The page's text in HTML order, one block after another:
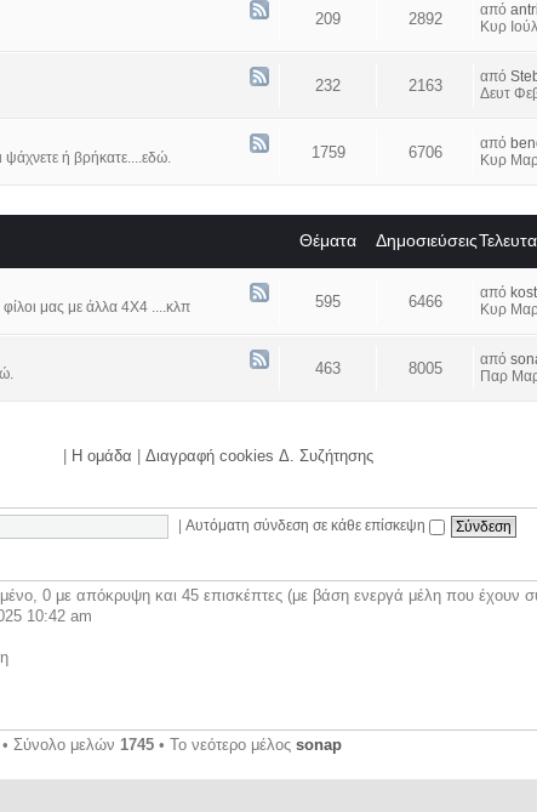
209 2892 από
Κυρ
232 2163 από
Δευτ
ψάχνετε ή βρήκατε....εδώ. 1759 6706 από
Κυρ
Θέματα Δημοσιεύσεις
μας με άλλα 4Χ4 ....κλπ 595 6466 από
Κυρ
463 8005 από
Παρ
Η ομάδα Διαγραφή cookies Δ. Συζήτησης
Αυτόματη σύνδεση σε κάθε επίσκεψη
0 με απόκρυψη και 45 επισκέπτες (με βάση ενεργά μέλη που έχουν
10:42 am
• Σύνολο μελών 1745 • Το νεότερο μέλος sonap